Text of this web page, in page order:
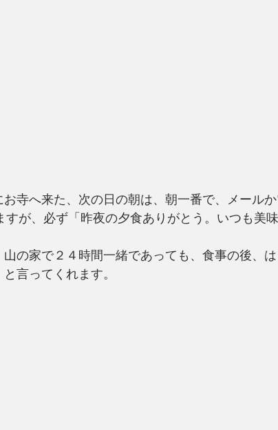
寺へ来た、次の日の朝は、朝一番で、メールか
が、必ず「昨夜の夕食ありがとう。いつも美味
の家で２４時間一緒であっても、食事の後、
言ってくれます。